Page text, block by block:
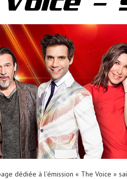
dédiée à l’émission « The Voice »